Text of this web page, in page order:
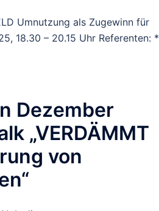
Umnutzung als Zugewinn für
18.30 – 20.15 Uhr Referenten: *
Dezember
„VERDÄMMT
von